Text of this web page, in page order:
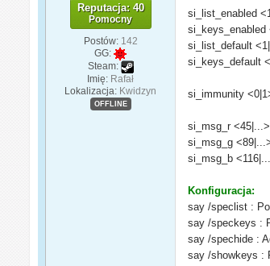
Reputacja: 40
Pomocny
Postów: 142
GG:
Steam:
Imię: Rafał
Lokalizacja: Kwidzyn
OFFLINE
si_list_enabled
si_keys_enabled
si_list_default
si_keys_default
si_immunity
si_msg_r
si_msg_g
si_msg_b
Konfiguracja:
say /speclist :
say /speckeys :
say /spechide :
say /showkeys :